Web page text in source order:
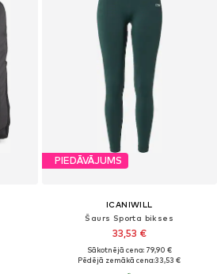
PIEDĀVĀJUMS
ICANIWILL
Šaurs Sporta bikses
33,53 €
Sākotnējā cena: 79,90 €
Pēdējā zemākā cena:33,53 €